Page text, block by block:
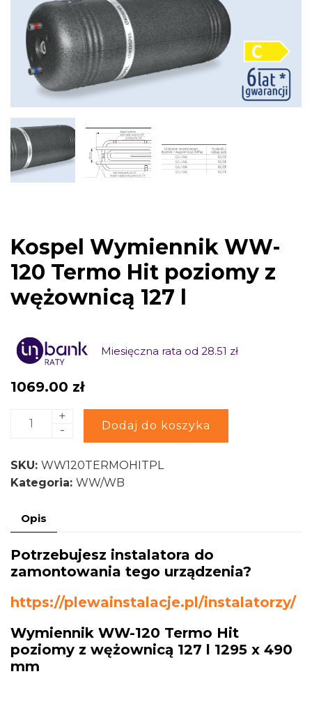
Kospel Wymiennik WW-
120 Termo Hit poziomy z
wężownicą 127 l
Miesięczna rata od 28.51 zł
1069.00 zł
ilość
WW-
120
Hit
z
wężownicą
l
+
-
Dodaj do koszyka
Alternative:
SKU: WW120TERMOHITPL
Kategoria: WW/WB
Opis
Potrzebujesz instalatora do
zamontowania tego urządzenia?
https://plewainstalacje.pl/instalatorzy/
Wymiennik WW-120 Termo Hit
poziomy z wężownicą 127 l 1295 x 490
mm